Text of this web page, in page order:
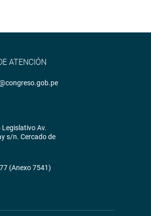
ATENCIÓN
Legislativo Av.
s/n. Cercado de
(Anexo 7541)